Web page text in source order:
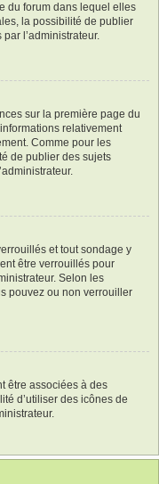
du forum dans lequel elles
la possibilité de publier
l’administrateur.
sur la première page du
relativement
Comme pour les
de publier des sujets
et tout sondage y
être verrouillés pour
Selon les
pouvez ou non verrouiller
être associées à des
d’utiliser des icônes de